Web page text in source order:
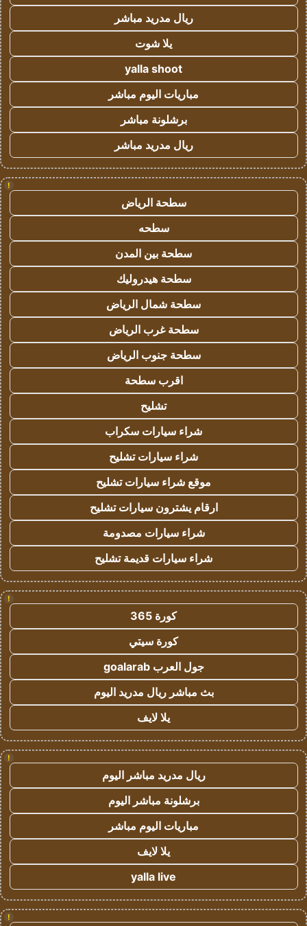
ريال مدريد مباشر
يلا شوت
yalla shoot
مباريات اليوم مباشر
برشلونة مباشر
ريال مدريد مباشر
!
سطحة الرياض
سطحه
سطحة بين المدن
سطحة هيدروليك
سطحة شمال الرياض
سطحة غرب الرياض
سطحة جنوب الرياض
اقرب سطحة
تشليح
شراء سيارات سكراب
شراء سيارات تشليح
موقع شراء سيارات تشليح
ارقام يشترون سيارات تشليح
شراء سيارات مصدومة
شراء سيارات قديمة تشليح
!
كورة 365
كورة سيتي
جول العرب goalarab
بث مباشر ريال مدريد اليوم
يلا لايف
!
ريال مدريد مباشر اليوم
برشلونة مباشر اليوم
مباريات اليوم مباشر
يلا لايف
yalla live
!